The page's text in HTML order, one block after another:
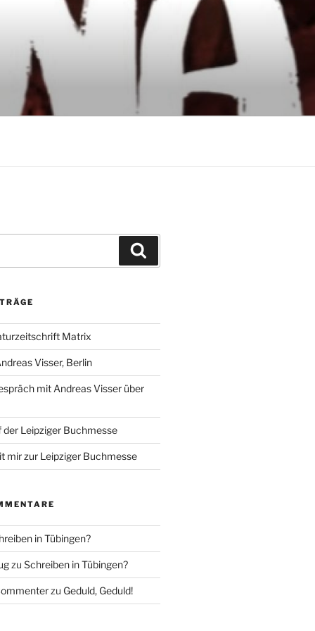
Matrix
Visser, Berlin
mit Andreas Visser über
Leipziger Buchmesse
mir zur Leipziger Buchmesse
in Tübingen?
zu Schreiben in Tübingen?
zu Geduld, Geduld!